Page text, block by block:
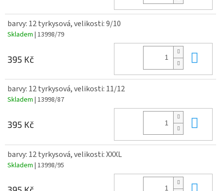
barvy: 12 tyrkysová, velikosti: 9/10
Skladem | 13998/79
395 Kč
barvy: 12 tyrkysová, velikosti: 11/12
Skladem | 13998/87
395 Kč
barvy: 12 tyrkysová, velikosti: XXXL
Skladem | 13998/95